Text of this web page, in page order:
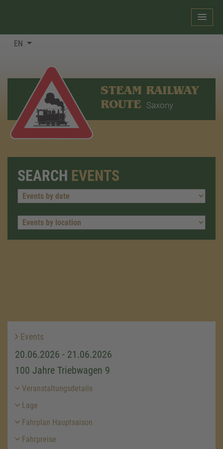
EN
STEAM RAILWAY
ROUTE Saxony
SEARCH EVENTS
Events
20.06.2026 - 21.06.2026
100 Jahre Triebwagen 9
Veranstaltungsdetails
Lage
Fahrplan Hauptsaison
Fahrpreise